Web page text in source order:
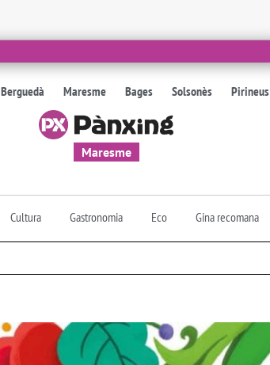
Berguedà Maresme Bages Solsonès Pirineus
Maresme
Cultura Gastronomia Eco Gina recomana